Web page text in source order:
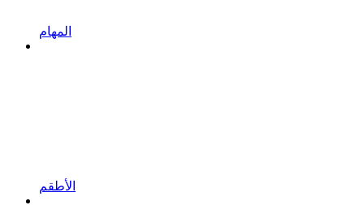
المهام
الأطقم